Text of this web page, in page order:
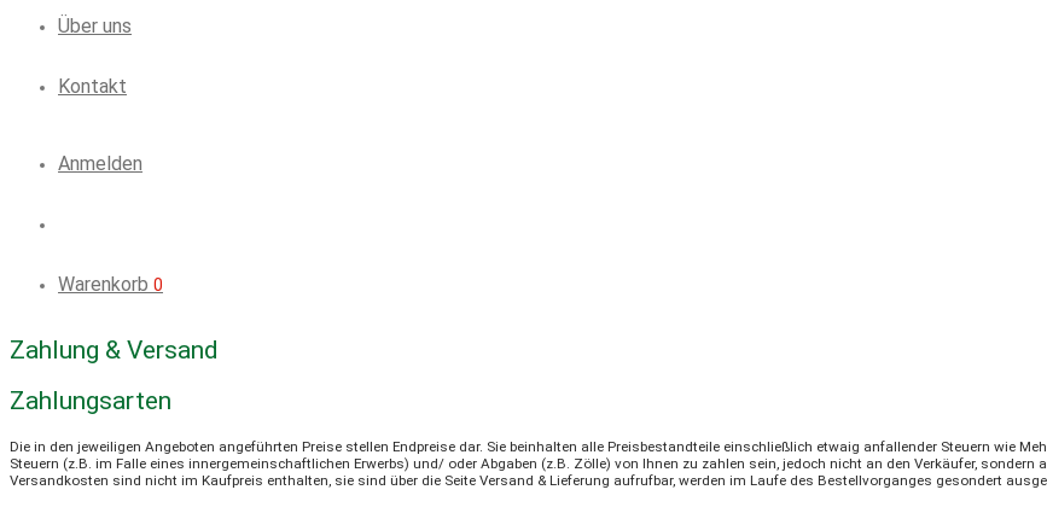
Über uns
Kontakt
Anmelden
Warenkorb 0
Zahlung & Versand
Zahlungsarten
Die in den jeweiligen Angeboten angeführten Preise stellen Endpreise dar. Sie beinhalten alle Preisbestandteile einschließlich etwaig anfallender Steuern wie
Steuern (z.B. im Falle eines innergemeinschaftlichen Erwerbs) und/ oder Abgaben (z.B. Zölle) von Ihnen zu zahlen sein, jedoch nicht an den Verkäufer,
Versandkosten sind nicht im Kaufpreis enthalten, sie sind über die Seite Versand & Lieferung aufrufbar, werden im Laufe des Bestellvorganges gesondert